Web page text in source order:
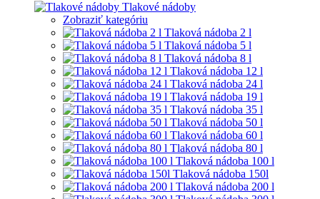
Tlakové nádoby
Zobraziť kategóriu
Tlaková nádoba 2 l
Tlaková nádoba 5 l
Tlaková nádoba 8 l
Tlaková nádoba 12 l
Tlaková nádoba 24 l
Tlaková nádoba 19 l
Tlaková nádoba 35 l
Tlaková nádoba 50 l
Tlaková nádoba 60 l
Tlaková nádoba 80 l
Tlaková nádoba 100 l
Tlaková nádoba 150l
Tlaková nádoba 200 l